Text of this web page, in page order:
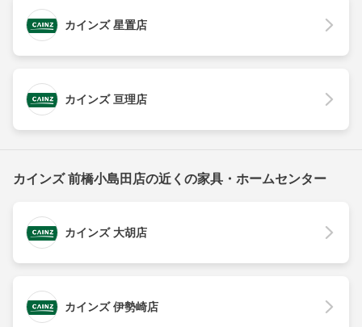
カインズ 星置店
カインズ 亘理店
カインズ 前橋小島田店の近くの家具・ホームセンター
カインズ 大胡店
カインズ 伊勢崎店